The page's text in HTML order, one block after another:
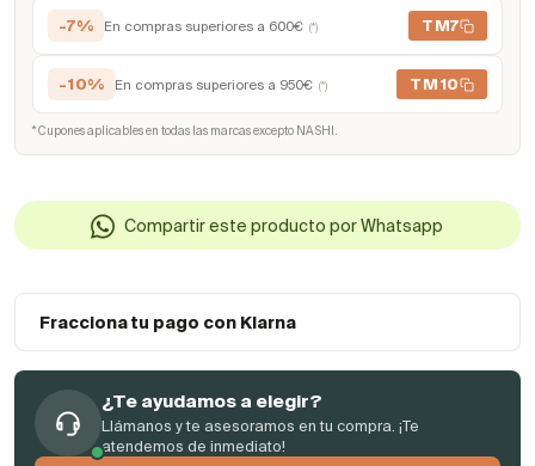
-7% En compras superiores a 600€ (*) TM7
-10% En compras superiores a 950€ (*) TM10
* Cupones aplicables en todas las marcas excepto NASHI.
Compartir este producto por Whatsapp
Fracciona tu pago con Klarna
¿Te ayudamos a elegir?
Llámanos y te asesoramos en tu compra. ¡Te
atendemos de inmediato!